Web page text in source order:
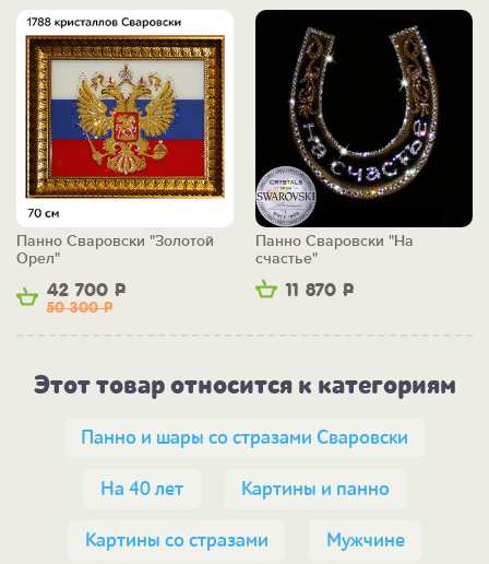
42 700 Р
50 300Р
Панно Сваровски "Золотой
Орел"
11 870 Р
Панно Сваровски "На
счастье"
Этот товар относится к категориям
Панно и шары со стразами Сваровски
На 40 лет Картины и панно
Картины со стразами Мужчине